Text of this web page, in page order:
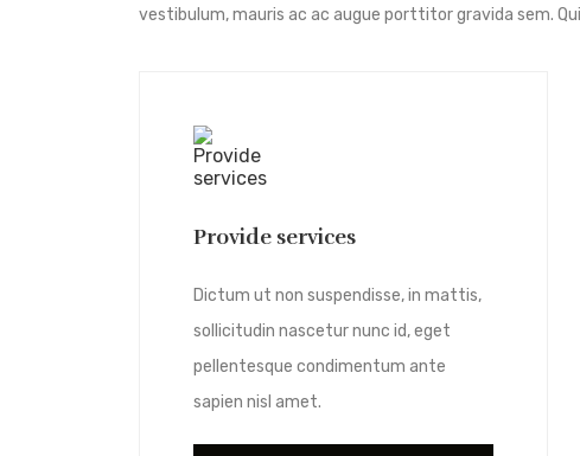
vestibulum, mauris ac ac augue porttitor gravida sem.
Provide services
Dictum ut non suspendisse, in mattis,
sollicitudin nascetur nunc id, eget
pellentesque condimentum ante
sapien nisl amet.